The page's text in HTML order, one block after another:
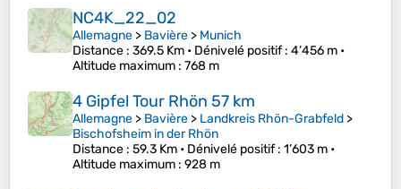
NC4K_22_02
Allemagne > Bavière > Munich
Distance : 369.5 Km • Dénivelé positif: 4’456 m •
Altitude maximum : 768 m
4 Gipfel Tour Rhön 57 km
Allemagne > Bavière > Landkreis Rhön-Grabfeld >
Bischofsheim in der Rhön
Distance : 59.3 Km • Dénivelé positif: 1’603 m •
Altitude maximum : 928 m